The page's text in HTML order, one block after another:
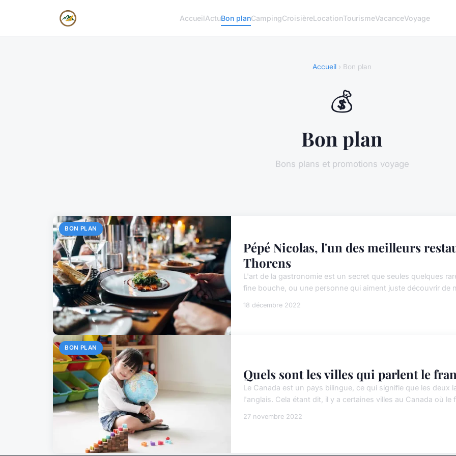
AccueilActuBon planCampingCroisièreLocationTourismeVacanceVoyage
Accueil › Bon plan
💰
Bon plan
Bons plans et promotions voyage
BON PLAN
Pépé Nicolas, l'un des meilleurs
Thorens
L'art de la gastronomie est un secret que seules quelques
fine bouche, ou une personne qui aiment juste découvrir de
18 décembre 2022
BON PLAN
Quels sont les villes qui parlent le
Le Canada est un pays bilingue, ce qui signifie que les deux
l'anglais. Cela étant dit, il y a certaines villes au Canada où
27 novembre 2022